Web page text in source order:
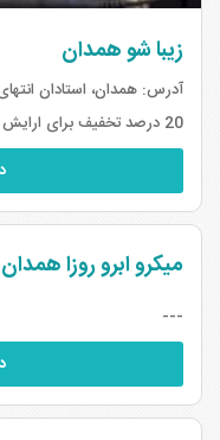
زیبا شو همدان
آدرس: همدان، استادان انتهای
20 درصد تخفیف برای ارایش دایم تا اخر تیر ماه
میکرو ابرو روزا همدان
---